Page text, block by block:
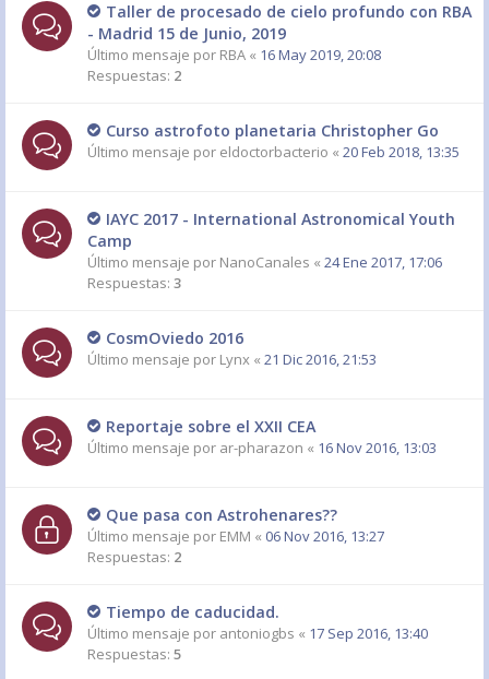
Taller de procesado de cielo profundo con RBA
- Madrid 15 de Junio, 2019
Último mensaje por RBA « 16 May 2019, 20:08
Respuestas: 2
Curso astrofoto planetaria Christopher Go
Último mensaje por eldoctorbacterio « 20 Feb 2018, 13:35
IAYC 2017 - International Astronomical Youth
Camp
Último mensaje por NanoCanales « 24 Ene 2017, 17:06
Respuestas: 3
CosmOviedo 2016
Último mensaje por Lynx « 21 Dic 2016, 21:53
Reportaje sobre el XXII CEA
Último mensaje por ar-pharazon « 16 Nov 2016, 13:03
Que pasa con Astrohenares??
Último mensaje por EMM « 06 Nov 2016, 13:27
Respuestas: 2
Tiempo de caducidad.
Último mensaje por antoniogbs « 17 Sep 2016, 13:40
Respuestas: 5